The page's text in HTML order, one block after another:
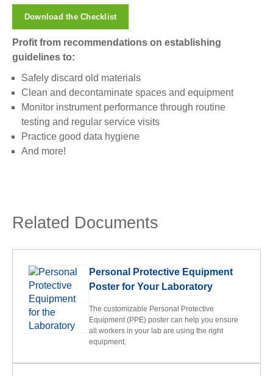
Download the Checklist
Profit from recommendations on establishing
guidelines to:
Safely discard old materials
Clean and decontaminate spaces and equipment
Monitor instrument performance through routine
testing and regular service visits
Practice good data hygiene
And more!
Related Documents
Personal Protective Equipment
Poster for Your Laboratory
The customizable Personal Protective
Equipment (PPE) poster can help you ensure
all workers in your lab are using the right
equipment.